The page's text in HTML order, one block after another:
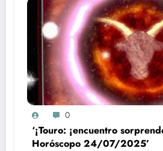
0
‘¡Touro: ¡encuentro
Horóscopo 24/07/2025’